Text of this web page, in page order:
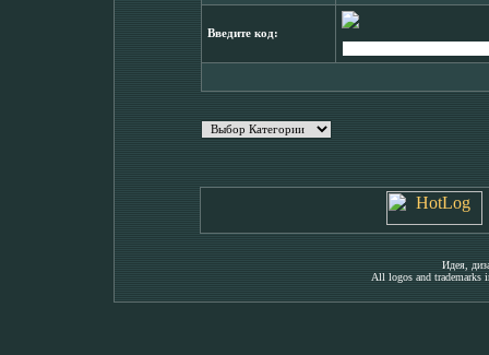
Введите код:
Идея,
All logos and trademarks